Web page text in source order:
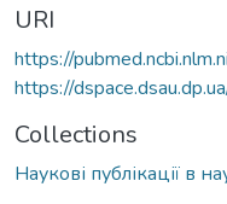
URI
https://
https://
Collections
Наукові публікації в